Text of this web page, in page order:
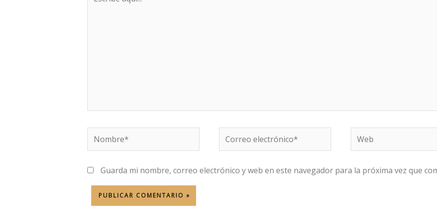
Nombre*
Correo
electrónico*
Web
Guarda mi nombre, correo electrónico y web en este navegador para la próxima vez que